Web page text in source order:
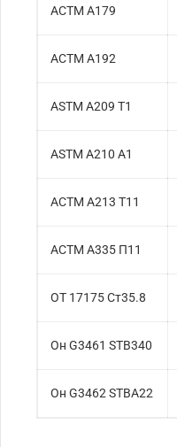
АСТМ А179
АСТМ А192
ASTM A209 T1
ASTM A210 A1
АСТМ А213 Т11
АСТМ А335 П11
ОТ 17175 Ст35.8
Он G3461 STB340
Он G3462 STBA22